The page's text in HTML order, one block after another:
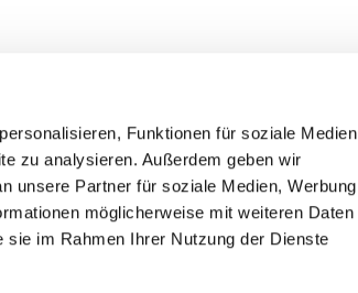
Funktionen für soziale Medien
zu analysieren. Außerdem geben wir
unsere Partner für soziale Medien, Werbung
möglicherweise mit weiteren Daten
im Rahmen Ihrer Nutzung der Dienste
Str. 109a
Wilnsdorf
317 66 870
roewi.de
Impressum Erklärung zur Barrierefreiheit